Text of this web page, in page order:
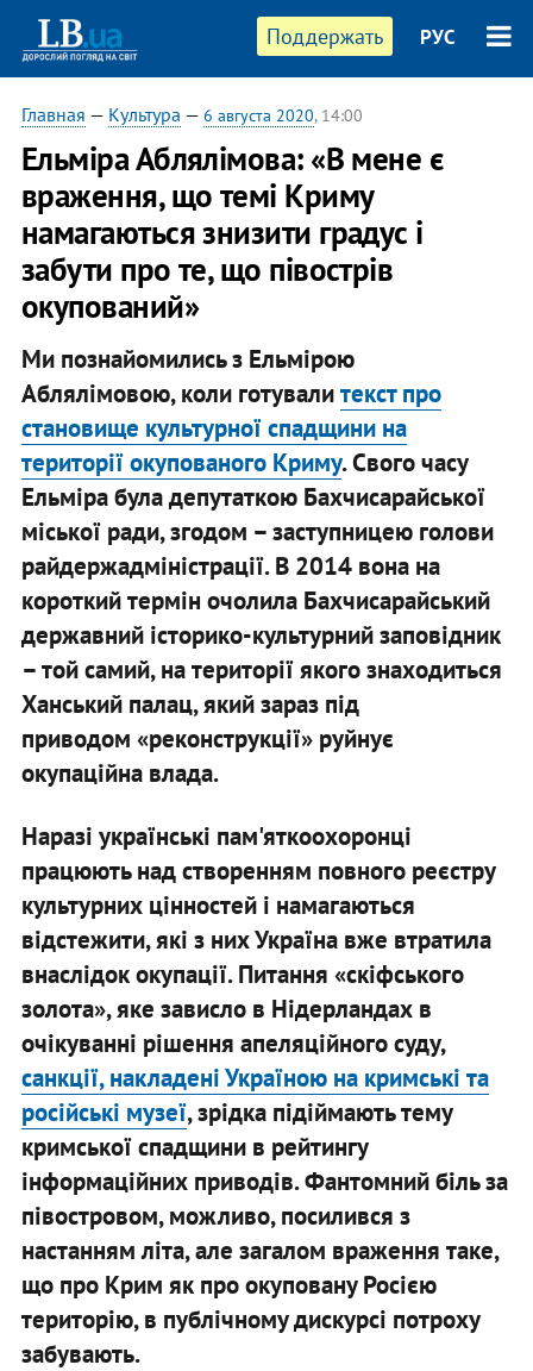
Поддержать РУС
Главная — Культура — 6 августа 2020, 14:00
Ельміра Аблялімова: «В мене є
враження, що темі Криму
намагаються знизити градус і
забути про те, що півострів
окупований»
Ми познайомились з Ельмірою
Аблялімовою, коли готувалитекст про
становище культурної спадщини на
території окупованого Криму. Свого часу
Ельміра була депутаткою Бахчисарайської
міської ради, згодом – заступницею голови
райдержадміністрації. В 2014 вона на
короткий термін очолила Бахчисарайський
державний історико-культурний заповідник
– той самий, на території якого знаходиться
Ханський палац, який зараз під
приводом «реконструкції» руйнує
окупаційна влада.
Наразі українські пам'яткоохоронці
працюють над створенням повного реєстру
культурних цінностей і намагаються
відстежити, які з них Україна вже втратила
внаслідок окупації. Питання «скіфського
золота», яке зависло в Нідерландах в
очікуванні рішення апеляційного суду,
санкції, накладені Україною на кримські та
російські музеї, зрідка підіймають тему
кримської спадщини в рейтингу
інформаційних приводів. Фантомний біль за
півостровом, можливо, посилився з
настанням літа, але загалом враження таке,
що про Крим як про окуповану Росією
територію, в публічному дискурсі потроху
забувають.